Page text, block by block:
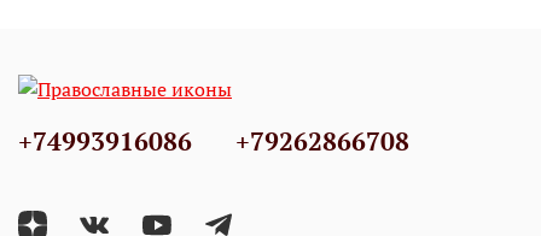
+74993916086 +79262866708